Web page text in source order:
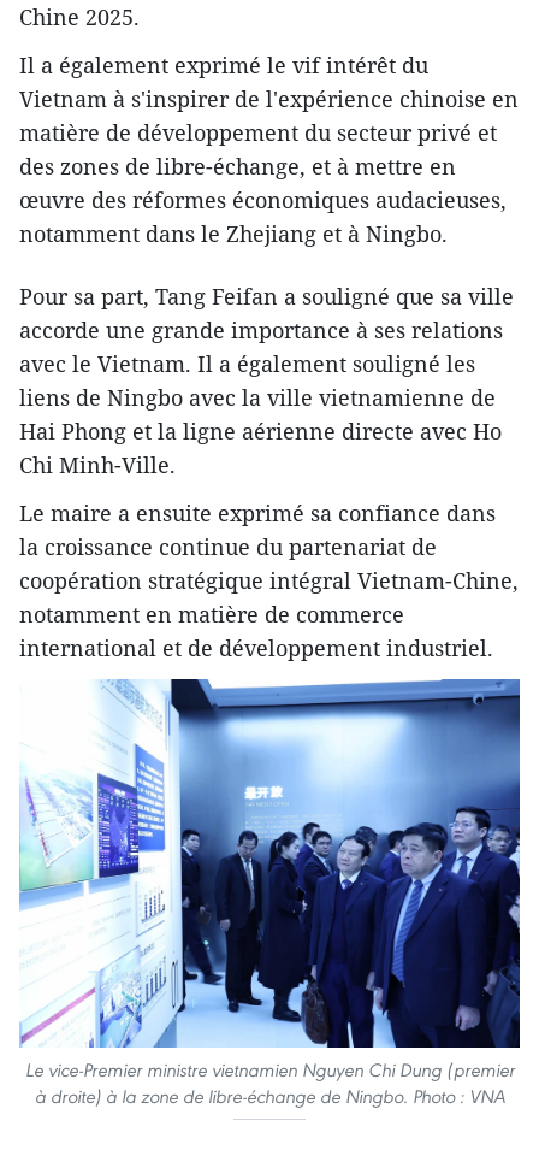
Chine 2025.
Il a également exprimé le vif intérêt du
Vietnam à s'inspirer de l'expérience chinoise en
matière de développement du secteur privé et
des zones de libre-échange, et à mettre en
œuvre des réformes économiques audacieuses,
notamment dans le Zhejiang et à Ningbo.
Pour sa part, Tang Feifan a souligné que sa ville
accorde une grande importance à ses relations
avec le Vietnam. Il a également souligné les
liens de Ningbo avec la ville vietnamienne de
Hai Phong et la ligne aérienne directe avec Ho
Chi Minh-Ville.
Le maire a ensuite exprimé sa confiance dans
la croissance continue du partenariat de
coopération stratégique intégral Vietnam-Chine,
notamment en matière de commerce
international et de développement industriel.
Le vice-Premier ministre vietnamien Nguyen Chi Dung (premier
à droite) à la zone de libre-échange de Ningbo. Photo : VNA